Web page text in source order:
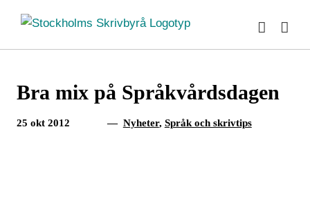
innehållet
Bra mix på Språkvårdsdagen
25 okt 2012 — Nyheter, Språk och skrivtips